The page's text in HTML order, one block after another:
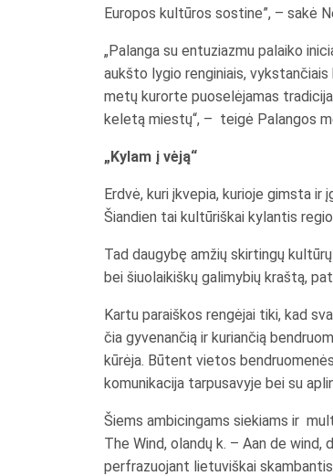
Europos kultūros sostine”, – sakė
„Palanga su entuziazmu palaiko
aukšto lygio renginiais,
metų kurorte puoselėjamas
keletą miestų“, – teigė Palangos
„Kylam į vėją“
Erdvė, kuri įkvepia, kurioje gimsta
Šiandien tai kultūriškai kylantis
Tad daugybę amžių skirtingų
bei šiuolaikiškų galimybių kraštą,
Kartu paraiškos rengėjai tiki, kad
čia gyvenančią ir kuriančią
kūrėja. Būtent vietos
komunikacija tarpusavyje bei su
Šiems ambicingams siekiams ir
The Wind, olandų k. – Aan de
perfrazuojant lietuviškai skambantis